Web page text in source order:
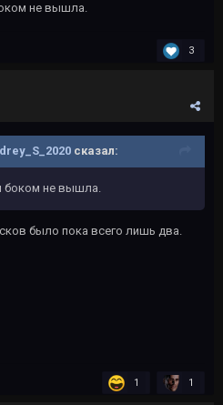
не вышла.
3
сказал:
боком не вышла.
было пока всего лишь два.
1 1